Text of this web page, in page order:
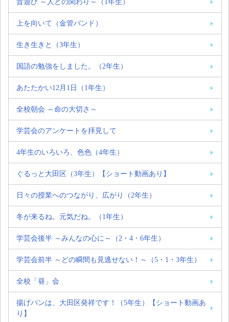
昔遊び ～人との関わり～（1年生）
上を向いて（金管バンド）
生き生きと（3年生）
国語の勉強をしました。（2年生）
あたたかい12月1日（1年生）
全校朝会 ～命の大切さ～
学芸会のアンケートを拝見して
4年生のいろいろ、色色（4年生）
ぐるっと大田区（3年生）【ショート動画あり】
日々の授業へのつながり、広がり（2年生）
冬が来るね。元気だね。（1年生）
学芸会後半 ～みんなの心に～（2・4・6年生）
学芸会前半 ～どの瞬間も見逃せない！～（5・1・3年生）
全校「昼」会
揚げパンは、大田区発祥です！（5年生）【ショート動画あ
り】